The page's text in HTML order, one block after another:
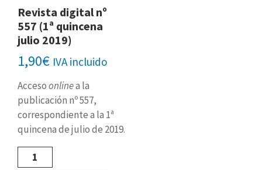
Revista digital nº
557 (1ª quincena
julio 2019)
1,90€ IVA incluido
Accesoonlinea la
publicación nº 557,
correspondiente a la 1ª
quincena de julio de 2019.
Revista
digital